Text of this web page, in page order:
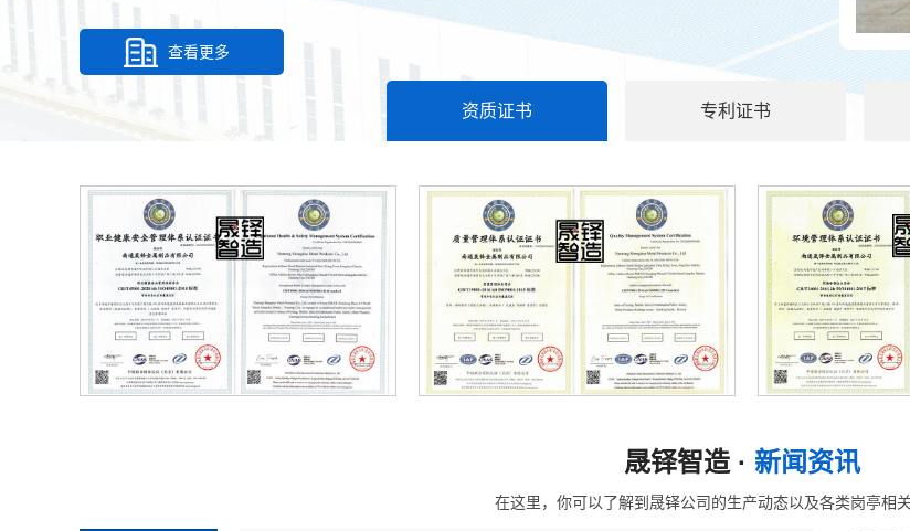
查看更多
资质证书 专利证书
晟铎智造 · 新闻资讯
在这里，你可以了解到晟铎公司的生产动态以及各类岗亭相
排
影
释
常
移